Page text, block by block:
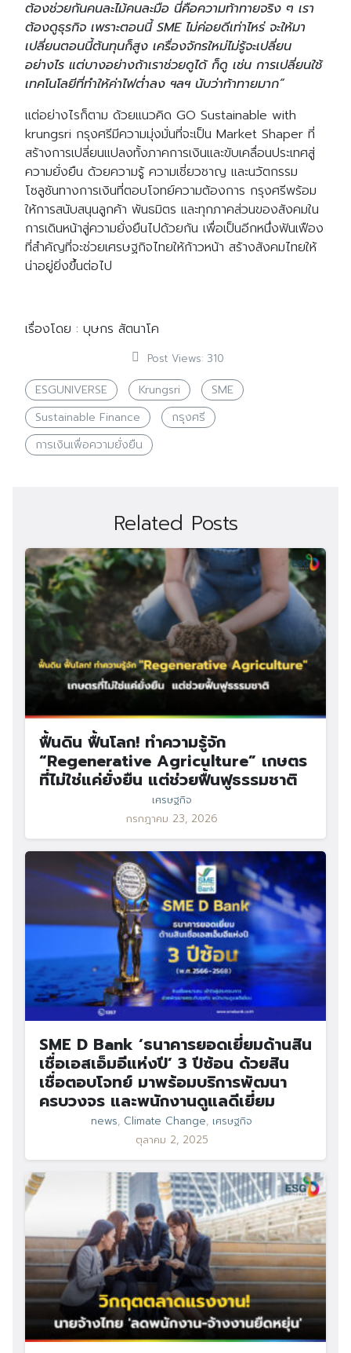
ต้องช่วยกันคนละไม้คนละมือ นี่คือความท้าทายจริง ๆ เรา
ต้องดูธุรกิจ เพราะตอนนี้ SME ไม่ค่อยดีเท่าไหร่ จะให้มา
เปลี่ยนตอนนี้ต้นทุนก็สูง เครื่องจักรใหม่ไม่รู้จะเปลี่ยน
อย่างไร แต่บางอย่างถ้าเราช่วยดูได้ ก็ดู เช่น การเปลี่ยนใช้
เทคโนโลยีที่ทำให้ค่าไฟต่ำลง ฯลฯ นับว่าท้าทายมาก”
แต่อย่างไรก็ตาม ด้วยแนวคิด GO Sustainable with
krungsri กรุงศรีมีความมุ่งมั่นที่จะเป็น Market Shaper ที่
สร้างการเปลี่ยนแปลงทั้งภาคการเงินและขับเคลื่อนประเทศสู่
ความยั่งยืน ด้วยความรู้ ความเชี่ยวชาญ และนวัตกรรม
โซลูชันทางการเงินที่ตอบโจทย์ความต้องการ กรุงศรีพร้อม
ให้การสนับสนุนลูกค้า พันธมิตร และทุกภาคส่วนของสังคมใน
การเดินหน้าสู่ความยั่งยืนไปด้วยกัน เพื่อเป็นอีกหนึ่งฟันเฟือง
ที่สำคัญที่จะช่วยเศรษฐกิจไทยให้ก้าวหน้า สร้างสังคมไทยให้
น่าอยู่ยิ่งขึ้นต่อไป
เรื่องโดย : บุษกร สัตนาโค
Post Views: 310
ESGUNIVERSE Krungsri
SME
Sustainable Finance
กรุงศรี
การเงินเพื่อความยั่งยืน
Related Posts
ฟื้นดิน ฟื้นโลก! ทำความรู้จัก
“Regenerative Agriculture” เกษตร
ที่ไม่ใช่แค่ยั่งยืน แต่ช่วยฟื้นฟูธรรมชาติ
เศรษฐกิจ
กรกฎาคม 23, 2026
SME D Bank ‘ธนาคารยอดเยี่ยมด้านสิน
เชื่อเอสเอ็มอีแห่งปี’ 3 ปีซ้อน ด้วยสิน
เชื่อตอบโจทย์ มาพร้อมบริการพัฒนา
ครบวงจร และพนักงานดูแลดีเยี่ยม
news, Climate Change, เศรษฐกิจ
ตุลาคม 2, 2025